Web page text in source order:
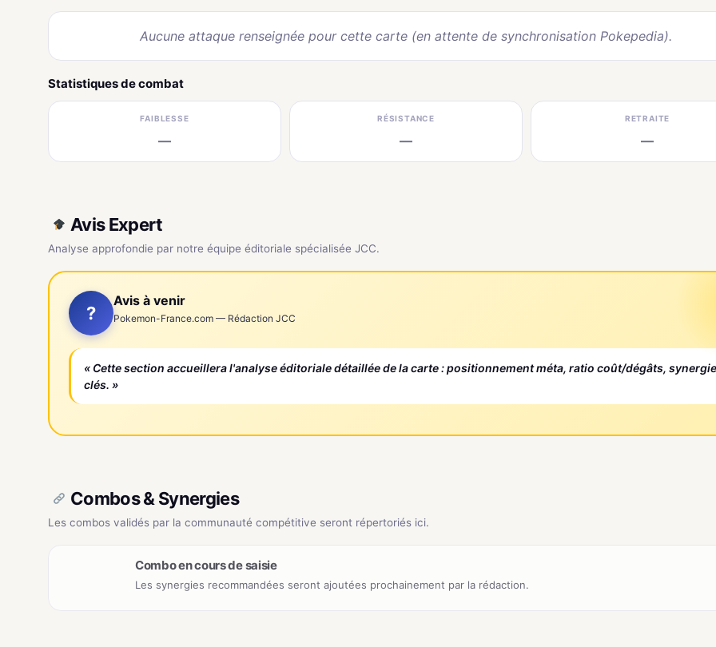
Aucune attaque renseignée pour cette carte (en attente de synchronisation Pokepedia).
Statistiques de combat
FAIBLESSE
—
RÉSISTANCE
—
RETRAITE
—
Avis Expert
Analyse approfondie par notre équipe éditoriale spécialisée JCC.
?
Avis à venir
Pokemon-France.com — Rédaction JCC
« Cette section accueillera l'analyse éditoriale détaillée de la carte : positionnement méta, ratio coût/dégâts,
clés. »
Combos & Synergies
Les combos validés par la communauté compétitive seront répertoriés ici.
Combo en cours de saisie
Les synergies recommandées seront ajoutées prochainement par la rédaction.